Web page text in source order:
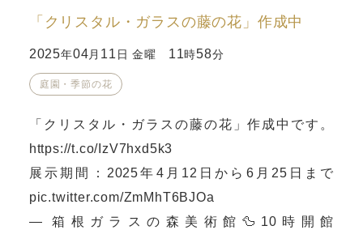
「クリスタル・ガラスの藤の花」作成中
2025年04月 11 日 金曜 11時58分
庭園・季節の花
「クリスタル・ガラスの藤の花」作成中です。
https://t.co/IzV7hxd5k3
展示期間：2025年4月12日から6月25日まで
pic.twitter.com/ZmMhT6BJOa
— 箱根ガラスの森美術館🦆10時開館